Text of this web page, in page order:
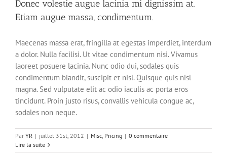
Donec volestie augue lacinia mi dignissim at.
Etiam augue massa, condimentum.
Maecenas massa erat, fringilla at egestas imperdiet, interdum
a dolor. Nulla facilisi. Ut vitae condimentum nisi. Vivamus
laoreet posuere lacinia. Nunc odio dui, sodales quis
condimentum blandit, suscipit et nisl. Quisque quis nisl
magna. Sed vulputate elit ac odio iaculis ac porta eros
tincidunt. Proin justo risus, convallis vehicula congue ac,
sodales non neque.
Par YR | juillet 31st, 2012 | Misc, Pricing | 0 commentaire
Lire la suite